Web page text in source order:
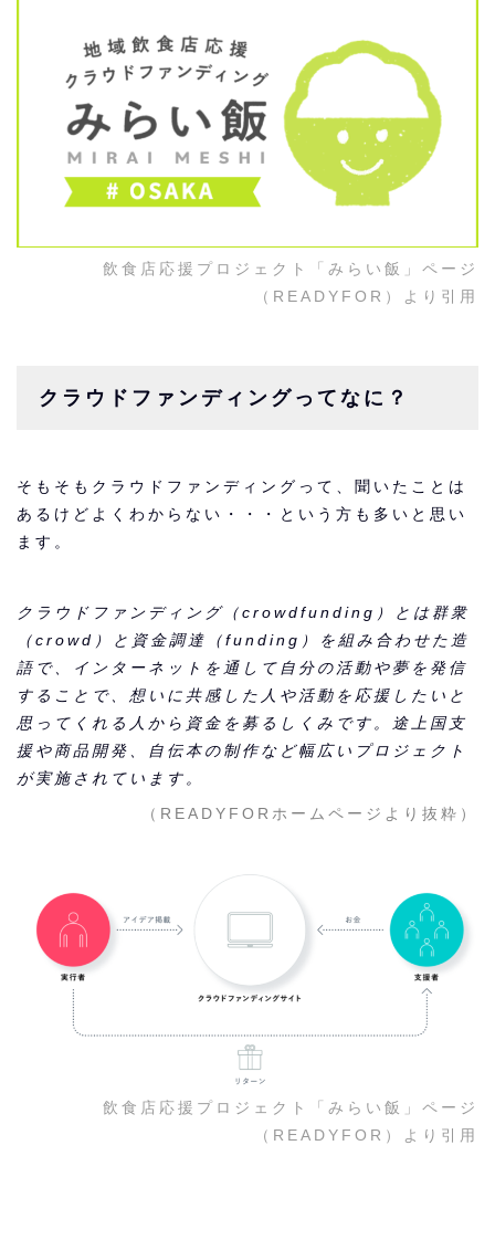
飲食店応援プロジェクト「みらい飯」ページ
（READYFOR）より引用
クラウドファンディングってなに？
そもそもクラウドファンディングって、聞いたことは
あるけどよくわからない・・・という方も多いと思い
ます。
クラウドファンディング（crowdfunding）とは群衆
（crowd）と資金調達（funding）を組み合わせた造
語で、インターネットを通して自分の活動や夢を発信
することで、想いに共感した人や活動を応援したいと
思ってくれる人から資金を募るしくみです。途上国支
援や商品開発、自伝本の制作など幅広いプロジェクト
が実施されています。
（READYFORホームページより抜粋）
飲食店応援プロジェクト「みらい飯」ページ
（READYFOR）より引用